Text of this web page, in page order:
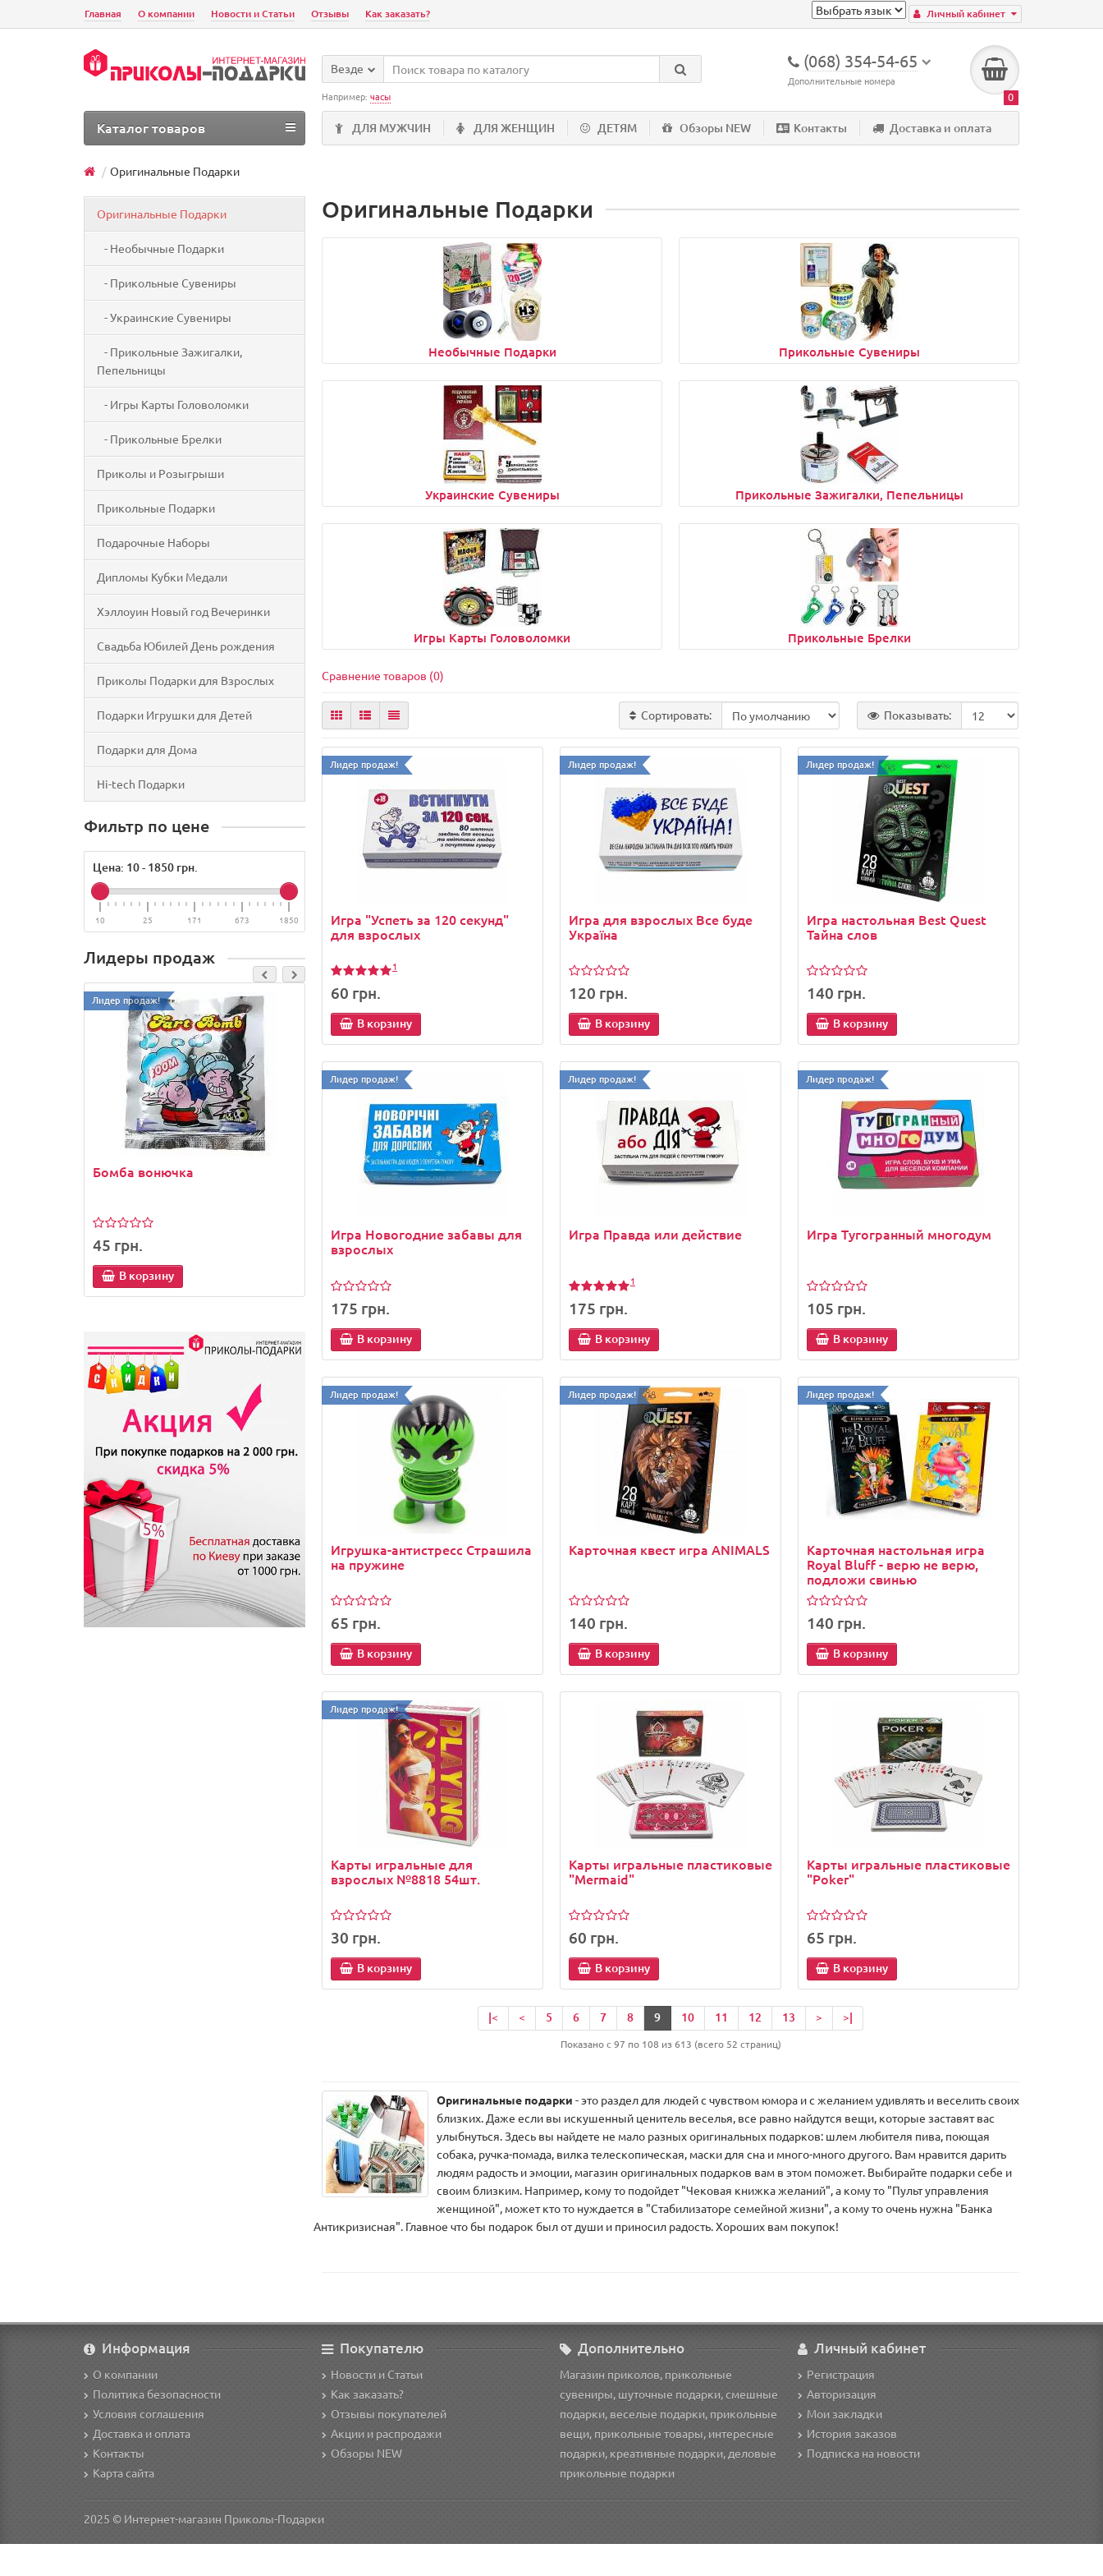
Личный кабинет
Главная О компании Новости и Статьи Отзывы Как заказать?
(068) 354-54-65
Дополнительные номера
0
Везде
Например: часы
ДЛЯ МУЖЧИН ДЛЯ ЖЕНЩИН ДЕТЯМ Обзоры NEW Контакты Доставка и оплата
Каталог товаров
Оригинальные Подарки
Оригинальные Подарки
- Необычные Подарки
- Прикольные Сувениры
- Украинские Сувениры
- Прикольные Зажигалки,
Пепельницы
- Игры Карты Головоломки
- Прикольные Брелки
Приколы и Розыгрыши
Прикольные Подарки
Подарочные Наборы
Дипломы Кубки Медали
Хэллоуин Новый год Вечеринки
Свадьба Юбилей День рождения
Приколы Подарки для Взрослых
Подарки Игрушки для Детей
Подарки для Дома
Hi-tech Подарки
Фильтр по цене
Цена: 10- 1850 грн.
10 25 171 673 1850
Лидеры продаж
Лидер продаж!
Бомба вонючка
45 грн.
В корзину
Лидер продаж!
Держатель для мобильного
телефона Руки OK Stand
45 грн.
Лидер продаж!
Бутафорская какашка - прикол
65 грн.
В корзину
Лидер продаж!
Петарды Чеснок "Furor Po-Po"
бомбочки
26 грн.
Оригинальные Подарки
Необычные Подарки Прикольные Сувениры
Украинские Сувениры Прикольные Зажигалки, Пепельницы
Игры Карты Головоломки Прикольные Брелки
Сравнение товаров (0)
Сортировать: Показывать:
Лидер продаж!
Игра "Успеть за 120 секунд"
для взрослых
1
60 грн.
В корзину
Лидер продаж!
Игра для взрослых Все буде
Україна
120 грн.
В корзину
Лидер продаж!
Игра настольная Best Quest
Тайна слов
140 грн.
В корзину
Лидер продаж!
Игра Новогодние забавы для
взрослых
175 грн.
В корзину
Лидер продаж!
Игра Правда или действие
1
175 грн.
В корзину
Лидер продаж!
Игра Тугогранный многодум
105 грн.
В корзину
Лидер продаж!
Игрушка-антистресс Страшила
на пружине
65 грн.
В корзину
Лидер продаж!
Карточная квест игра ANIMALS
140 грн.
В корзину
Лидер продаж!
Карточная настольная игра
Royal Bluff - верю не верю,
подложи свинью
140 грн.
В корзину
Лидер продаж!
Карты игральные для
взрослых №8818 54шт.
30 грн.
В корзину
Карты игральные пластиковые
"Mermaid"
60 грн.
В корзину
Карты игральные пластиковые
"Poker"
65 грн.
В корзину
|< < 5 6 7 8 9 10 11 12 13 > >|
Показано с 97 по 108 из 613 (всего 52 страниц)
Оригинальные подарки - это раздел для людей с чувством юмора и с желанием удивлять и веселить своих
близких. Даже если вы искушенный ценитель веселья, все равно найдутся вещи, которые заставят вас
улыбнуться. Здесь вы найдете не мало разных оригинальных подарков: шлем любителя пива, поющая
собака, ручка-помада, вилка телескопическая, маски для сна и много-много другого. Вам нравится дарить
людям радость и эмоции, магазин оригинальных подарков вам в этом поможет. Выбирайте подарки себе и
своим близким. Например, кому то подойдет "Чековая книжка желаний", а кому то "Пульт управления
женщиной", может кто то нуждается в "Стабилизаторе семейной жизни", а кому то очень нужна "Банка
Антикризисная". Главное что бы подарок был от души и приносил радость. Хороших вам покупок!
Информация
О компании
Политика безопасности
Условия соглашения
Доставка и оплата
Контакты
Карта сайта
Покупателю
Новости и Статьи
Как заказать?
Отзывы покупателей
Акции и распродажи
Обзоры NEW
Дополнительно
Магазин приколов, прикольные
сувениры, шуточные подарки, смешные
подарки, веселые подарки, прикольные
вещи, прикольные товары, интересные
подарки, креативные подарки, деловые
прикольные подарки
Личный кабинет
Регистрация
Авторизация
Мои закладки
История заказов
Подписка на новости
2025 © Интернет-магазин Приколы-Подарки